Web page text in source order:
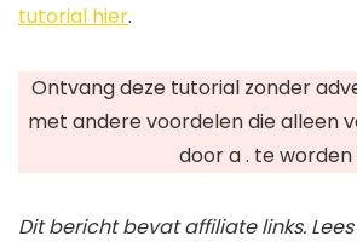
tutorial hier.
Ontvang deze tutorial zonder
met andere voordelen die alleen
door a . te worden
Dit bericht bevat affiliate links.